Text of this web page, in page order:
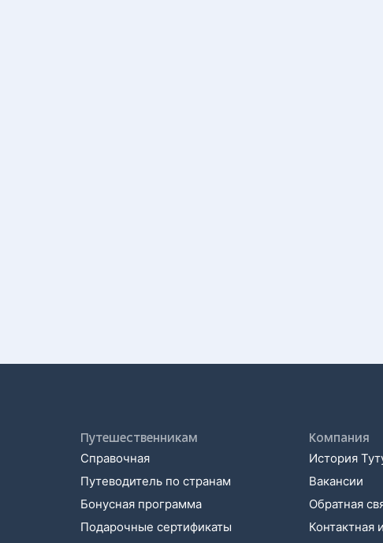
Путешественникам
Справочная
Путеводитель по странам
Бонусная программа
Подарочные сертификаты
Компания
История
Вакансии
Обратная
Контактная